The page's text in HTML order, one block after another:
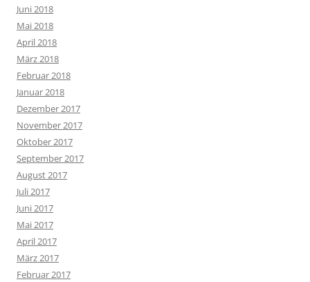
Juni 2018
Mai 2018
April 2018
März 2018
Februar 2018
Januar 2018
Dezember 2017
November 2017
Oktober 2017
September 2017
August 2017
Juli 2017
Juni 2017
Mai 2017
April 2017
März 2017
Februar 2017